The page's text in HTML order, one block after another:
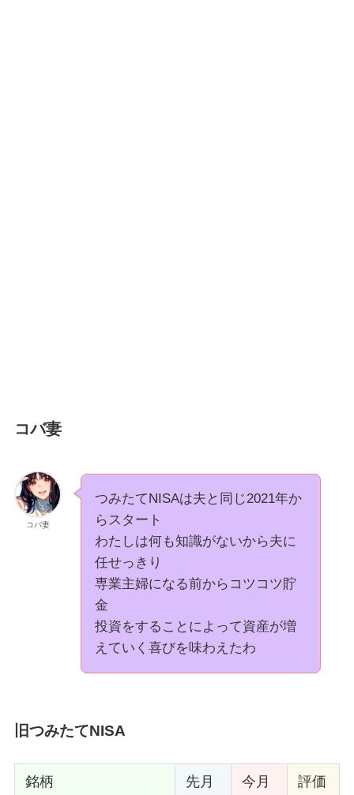
コバ妻
コバ妻
つみたてNISAは夫と同じ2021年か
らスタート
わたしは何も知識がないから夫に
任せっきり
専業主婦になる前からコツコツ貯
金
投資をすることによって資産が増
えていく喜びを味わえたわ
旧つみたてNISA
銘柄 先月 今月
評価